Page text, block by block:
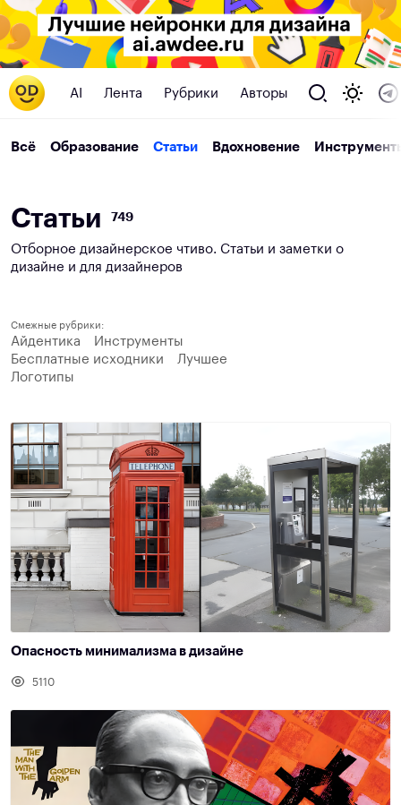
AI Лента Рубрики Авторы
Всё Образование Статьи Вдохновение
Статьи 749
Отборное дизайнерское чтиво. Статьи и заметки о
дизайне и для дизайнеров
Смежные рубрики:
Айдентика
Инструменты
Бесплатные исходники
Лучшее
Логотипы
Опасность минимализма в дизайне
5110